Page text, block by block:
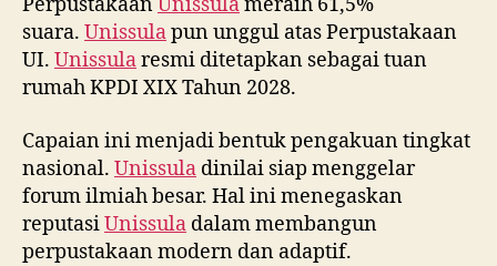
Perpustakaan Unissulameraih 61,5%
suara. Unissulapun unggul atas Perpustakaan
UI. Unissularesmi ditetapkan sebagai tuan
rumah KPDI XIX Tahun 2028.
Capaian ini menjadi bentuk pengakuan tingkat
nasional. Unissula dinilai siap menggelar
forum ilmiah besar. Hal ini menegaskan
reputasiUnissula dalam membangun
perpustakaan modern dan adaptif.